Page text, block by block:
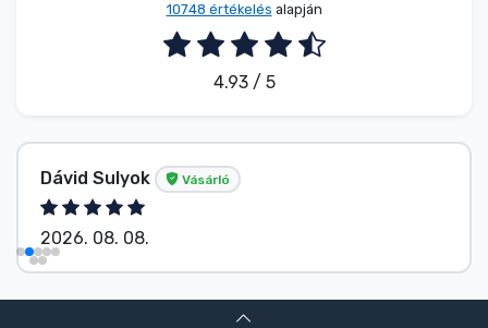
10748 értékelés alapján
4.93 / 5
Dávid Sulyok Vásárló
2026. 08. 08.